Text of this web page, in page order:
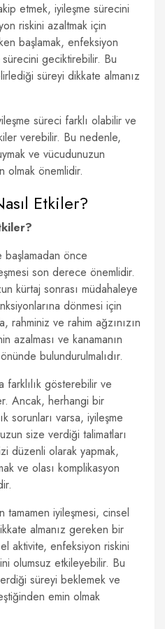
etmek, iyileşme sürecini
riskini azaltmak için
başlamak, enfeksiyon
geciktirebilir. Bu
süreyi dikkate almanız
süreci farklı olabilir ve
verebilir. Bu nedenle,
ve vücudunuzun
olmak önemlidir.
Etkiler?
başlamadan önce
son derece önemlidir.
kürtaj sonrası müdahaleye
dönmesi için
rahminiz ve rahim ağzınızın
azalması ve kanamanın
bulundurulmalıdır.
farklılık gösterebilir ve
Ancak, herhangi bir
sorunları varsa, iyileşme
size verdiği talimatları
düzenli olarak yapmak,
ve olası komplikasyon
tamamen iyileşmesi, cinsel
almanız gereken bir
aktivite, enfeksiyon riskini
olumsuz etkileyebilir. Bu
süreyi beklemek ve
emin olmak